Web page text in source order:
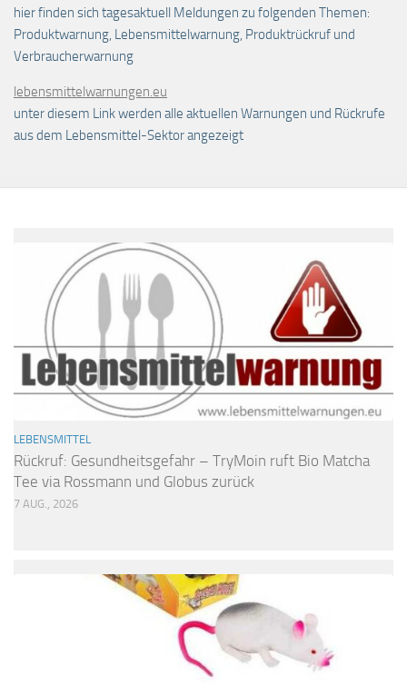
hier finden sich tagesaktuell Meldungen zu folgenden Themen:
Produktwarnung, Lebensmittelwarnung, Produktrückruf und
Verbraucherwarnung
lebensmittelwarnungen.eu
unter diesem Link werden alle aktuellen Warnungen und Rückrufe
aus dem Lebensmittel-Sektor angezeigt
LEBENSMITTEL
Rückruf: Gesundheitsgefahr – TryMoin ruft Bio Matcha
Tee via Rossmann und Globus zurück
7 AUG., 2026